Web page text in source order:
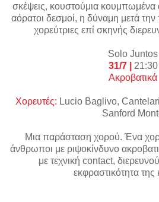
σκέψεις, κουστούμια κουμπωμένα
αόρατοι δεσμοί, η δύναμη μετά την
χορεύτριες επί σκηνής
Solo Juntos
31/7 | 21:30
Ακροβατικά
Χορευτές: Lucio Baglivo,
Sanford
Μια παράσταση χορού. Ένα
άνθρωποι με ριψοκίνδυνο
με τεχνική contact,
εκφραστικότητα της